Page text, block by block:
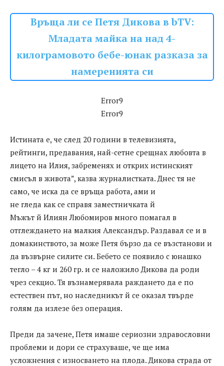
Връща ли се Петя Дикова в bTV:
Младата майка на над 4-
килограмовото бебе-юнак разказа за
намеренията си
Error9
Error9
Истината е, че след 20 години в телевизията,
рейтинги, предавания, най-сетне срещнах любовта в
лицето на Илия, забременях и открих истинският
смисъл в живота”, казва журналистката. Днес тя не
само, че иска да се връща работа, ами и
не гледа как се справя заместничката й
Мъжът й Илиян Любомиров много помагал в
отглеждането на малкия Александър. Раздавал се и в
домакинството, за може Петя бързо да се възстанови и
да възвърне силите си. Бебето се появило с юнашко
тегло – 4 кг и 260 гр. и се наложило Дикова да роди
чрез секцио. Тя възнамерявала раждането да е по
естествен път, но наследникът й се оказал твърде
голям да излезе без операция.
Преди да зачене, Петя имаше сериозни здравословни
проблеми и дори се страхуваше, че ще има
усложнения с износването на плода. Дикова страда от